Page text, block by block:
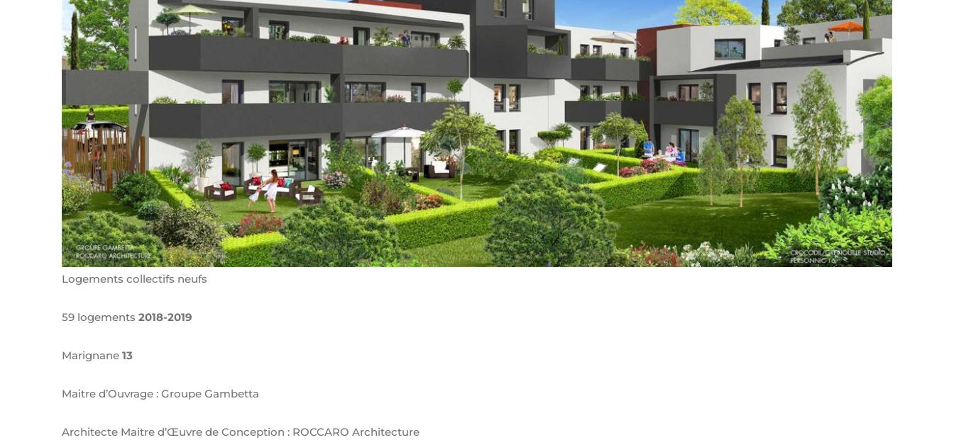
Logements collectifs neufs
59 logements 2018-2019
Marignane 13
Maitre d’Ouvrage : Groupe Gambetta
Architecte Maitre d’Œuvre de Conception : ROCCARO Architecture